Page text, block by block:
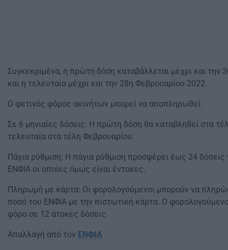
Συγκεκριμένα, η πρώτη δόση καταβάλλεται μέχρι και την
και η τελευταία μέχρι και την 28η Φεβρουαρίου 2022.
Ο φετινός φόρος ακινήτων μπορεί να αποπληρωθεί:
Σε 6 μηνιαίες δόσεις: Η πρώτη δόση θα καταβληθεί στα
τελευταία στα τέλη Φεβρουαρίου.
Πάγια ρύθμιση: Η πάγια ρύθμιση προσφέρει έως 24
ΕΝΦΙΑ οι οποίες όμως είναι έντοκες.
Πληρωμή με κάρτα: Οι φορολογούμενοι μπορούν να
ποσό του ΕΝΦΙΑ με την πιστωτική κάρτα. Ο
φόρο σε 12 άτοκες δόσεις.
Απαλλαγή από τον ΕΝΦΙΑ